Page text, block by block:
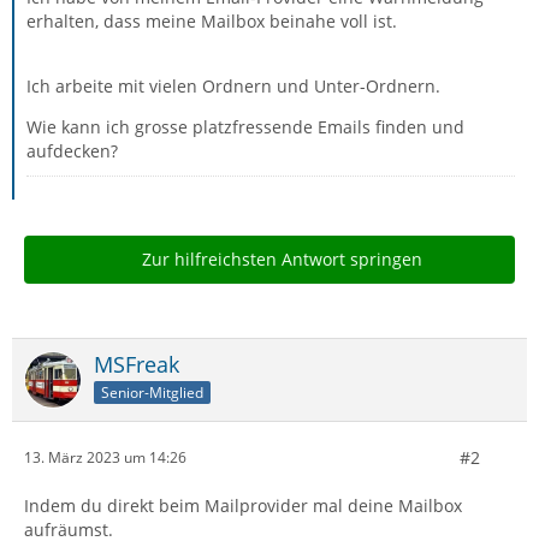
erhalten, dass meine Mailbox beinahe voll ist.
Ich arbeite mit vielen Ordnern und Unter-Ordnern.
Wie kann ich grosse platzfressende Emails finden und
aufdecken?
Zur hilfreichsten Antwort springen
MSFreak
Senior-Mitglied
13. März 2023 um 14:26 #2
Indem du direkt beim Mailprovider mal deine Mailbox
aufräumst.